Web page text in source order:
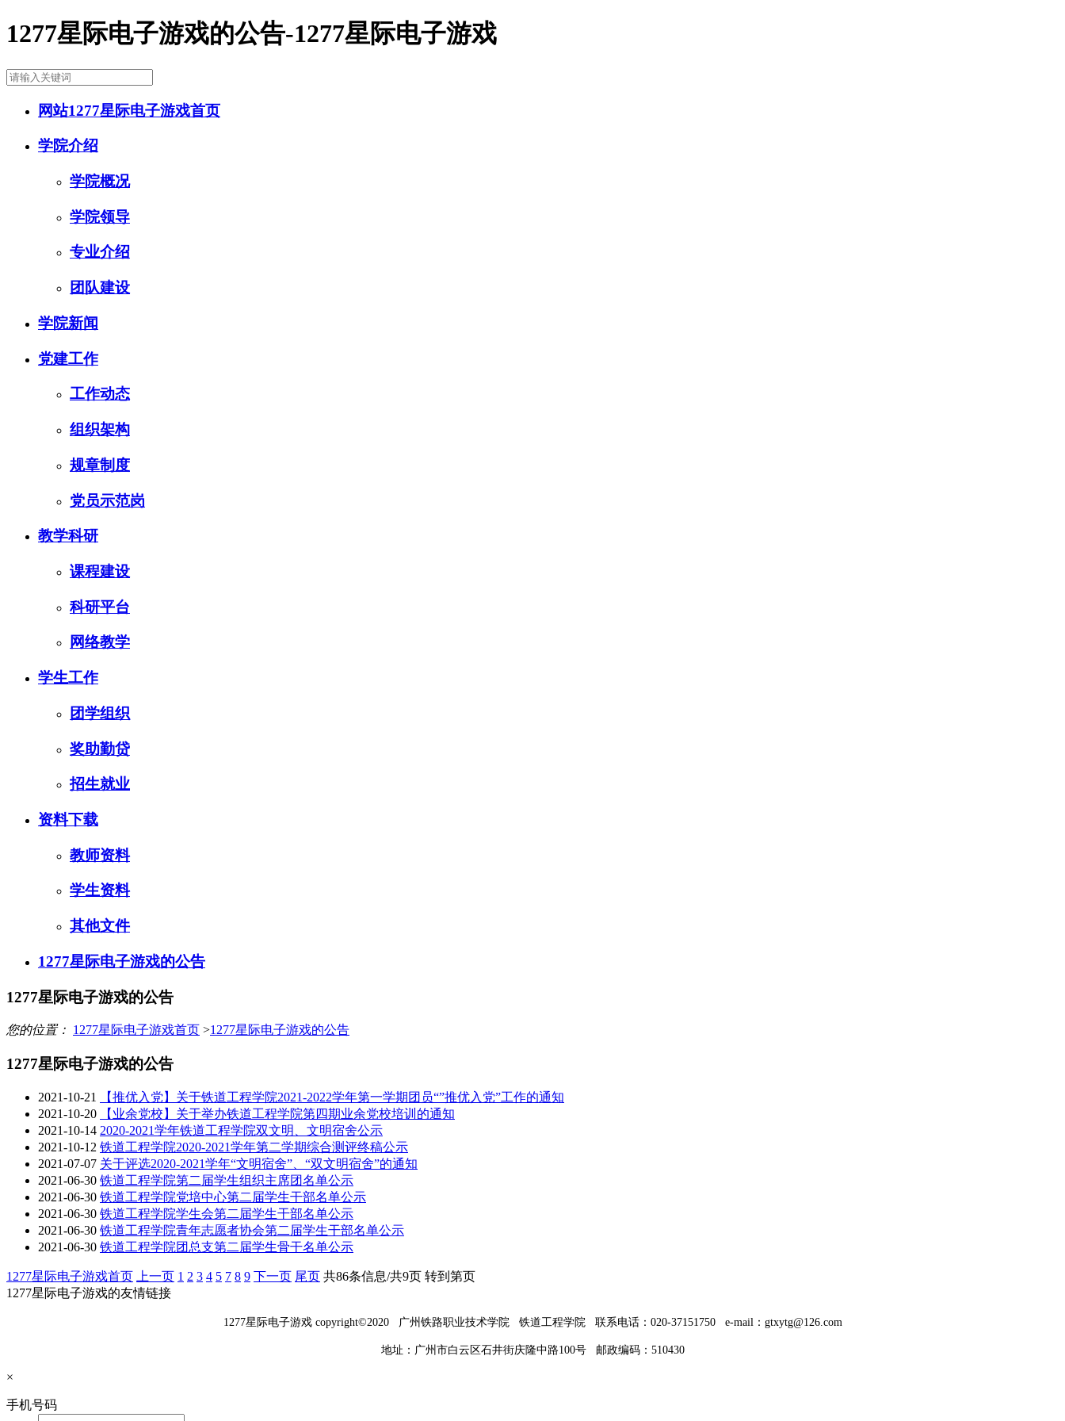
1277星际电子游戏的公告-1277星际电子游戏
网站1277星际电子游戏首页
学院介绍
学院概况
学院领导
专业介绍
团队建设
学院新闻
党建工作
工作动态
组织架构
规章制度
党员示范岗
教学科研
课程建设
科研平台
网络教学
学生工作
团学组织
奖助勤贷
招生就业
资料下载
教师资料
学生资料
其他文件
1277星际电子游戏的公告
1277星际电子游戏的公告
您的位置： 1277星际电子游戏首页 >1277星际电子游戏的公告
1277星际电子游戏的公告
2021-10-21
【推优入党】关于铁道工程学院2021-2022学年第一学期团员“”推优入党”工作的通知
2021-10-20
【业余党校】关于举办铁道工程学院第四期业余党校培训的通知
2021-10-14 2020-2021学年铁道工程学院双文明、文明宿舍公示
2021-10-12 铁道工程学院2020-2021学年第二学期综合测评终稿公示
2021-07-07 关于评选2020-2021学年“文明宿舍”、“双文明宿舍”的通知
2021-06-30 铁道工程学院第二届学生组织主席团名单公示
2021-06-30 铁道工程学院党培中心第二届学生干部名单公示
2021-06-30 铁道工程学院学生会第二届学生干部名单公示
2021-06-30 铁道工程学院青年志愿者协会第二届学生干部名单公示
2021-06-30 铁道工程学院团总支第二届学生骨干名单公示
1277星际电子游戏首页 上一页 1 2 3 4 5 7 8 9 下一页 尾页 共86条信息/共9页 转到第页
1277星际电子游戏的友情链接
1277星际电子游戏 copyright©2020 广州铁路职业技术学院 铁道工程学院 联系电话：020-37151750 e-mail： gtxytg@126.com
地址：广州市白云区石井街庆隆中路100号 邮政编码：510430
×
手机号码